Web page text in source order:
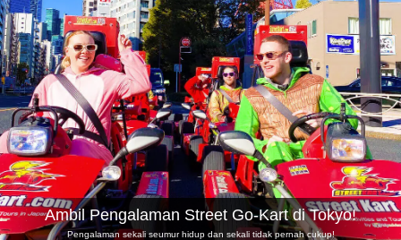
Tukar Kedai
Tokyo Shinagawa Tokyo Akihabara#1
Tokyo Akihabara#2 Tokyo Shibuya
Tokyo Shibuya Annex Tokyo Bay
Tokyo Asakusa Osaka
Okinawa
Ambil Pengalaman Street Go-Kart di Tokyo!
Pengalaman sekali seumur hidup dan sekali tidak pernah cukup!